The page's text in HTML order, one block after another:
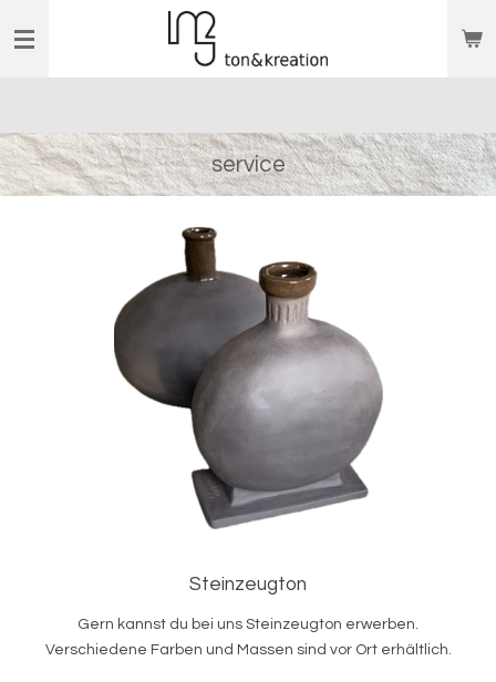
Hauptinhalt
service
Steinzeugton
Gern kannst du bei uns Steinzeugton erwerben.
Verschiedene Farben und Massen sind vor Ort erhältlich.